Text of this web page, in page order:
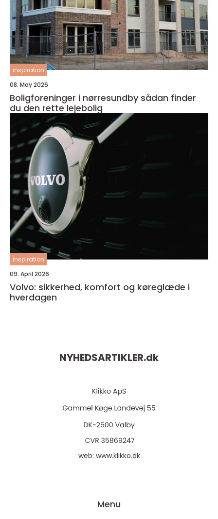
inspiration
08. May 2026
Boligforeninger i nørresundby sådan finder
du den rette lejebolig
inspiration
09. April 2026
Volvo: sikkerhed, komfort og køreglæde i
hverdagen
NYHEDSARTIKLER.dk
web: www.klikko.dk
Menu